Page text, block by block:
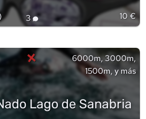
3 10 €
×
6000m, 3000m,
1500m, y más
Lago de Sanabria